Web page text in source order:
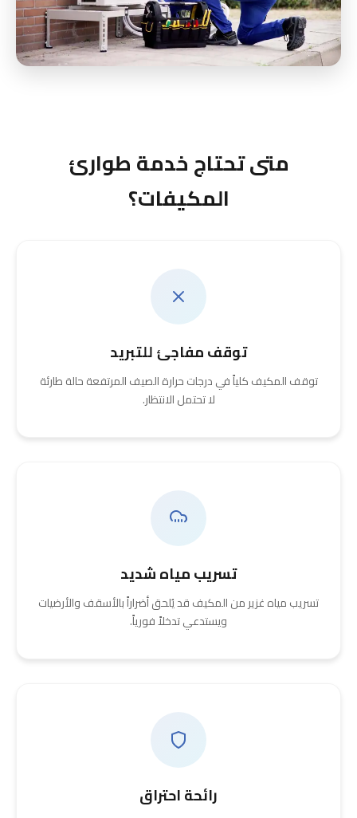
متى تحتاج خدمة طوارئ
المكيفات؟
توقف مفاجئ للتبريد
توقف المكيف كلياً في درجات حرارة الصيف المرتفعة حالة طارئة
لا تحتمل الانتظار.
تسريب مياه شديد
تسريب مياه غزير من المكيف قد يُلحق أضراراً بالأسقف والأرضيات
ويستدعي تدخلاً فورياً.
رائحة احتراق